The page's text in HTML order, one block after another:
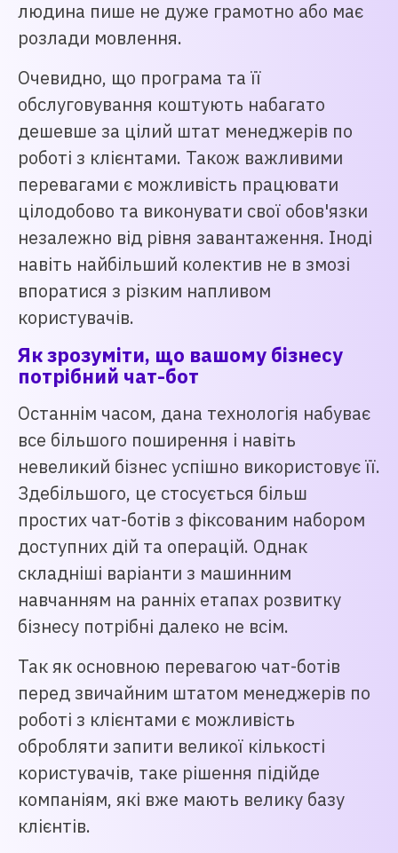
людина пише не дуже грамотно або має
розлади мовлення.
Очевидно, що програма та її
обслуговування коштують набагато
дешевше за цілий штат менеджерів по
роботі з клієнтами. Також важливими
перевагами є можливість працювати
цілодобово та виконувати свої обов'язки
незалежно від рівня завантаження. Іноді
навіть найбільший колектив не в змозі
впоратися з різким напливом
користувачів.
Як зрозуміти, що вашому бізнесу
потрібний чат-бот
Останнім часом, дана технологія набуває
все більшого поширення і навіть
невеликий бізнес успішно використовує її.
Здебільшого, це стосується більш
простих чат-ботів з фіксованим набором
доступних дій та операцій. Однак
складніші варіанти з машинним
навчанням на ранніх етапах розвитку
бізнесу потрібні далеко не всім.
Так як основною перевагою чат-ботів
перед звичайним штатом менеджерів по
роботі з клієнтами є можливість
обробляти запити великої кількості
користувачів, таке рішення підійде
компаніям, які вже мають велику базу
клієнтів.